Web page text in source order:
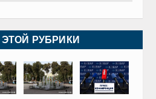
РУБРИКИ